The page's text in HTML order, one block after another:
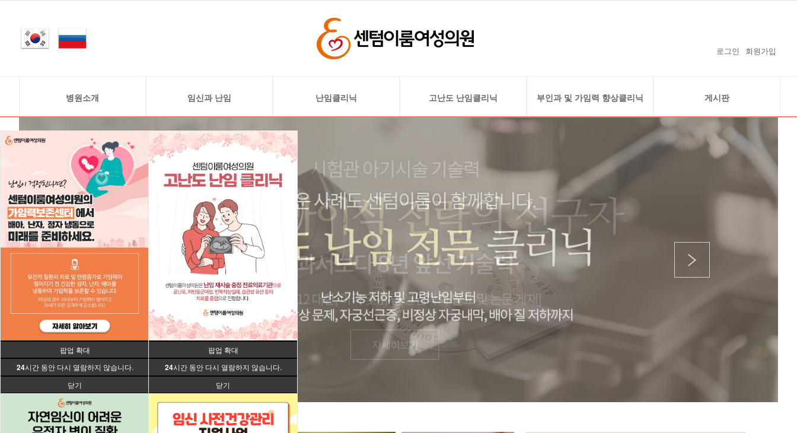
팝업 확대
24시간 동안 다시 열람하지 않습니다.
닫기
팝업 확대
24시간 동안 다시 열람하지 않습니다.
닫기
로그인 회원가입
병원소개 임신과 난임 난임클리닉 고난도 난임클리닉 부인과 및 가임력 향상클리닉 게시판
인사말
의료진소개
연구원소개
진료안내
병원둘러보기
찾아오시는 길
비급여안내
정상적 임신 과정
난임 정보
난임의 원인
인공 수정
시험관 아기
난소기능 저하 및 고령 난임
자궁선근증
자궁내막 혈소판 풍부
혈장 주입술(PRP)
착상 전 배아 유전검사(PGT)
자궁내시경클리닉
난소 낭종 (자궁내막종)
경화술 클리닉
가임력 보존
공지사항
온라인예약
임신을 축하드립니다
고난도난임클리닉